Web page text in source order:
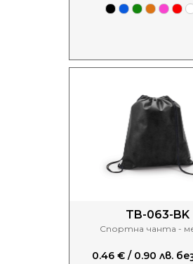
TB-063-BK
Спортна чанта -
0.46 € / 0.90 лв.